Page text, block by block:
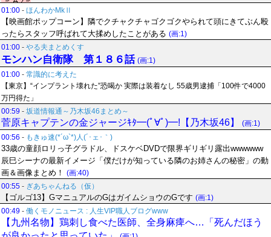
01:00 - ほんわかMkⅡ
【映画館ポップコーン】隣でクチャクチャゴクゴクやられて頭にきてぶん殴
ったらスタッフ呼ばれて大揉めしたことがある (画:1)
01:00 - やる夫まとめくす
モンハン自衛隊 第１８６話 (画:1)
01:00 - 常識的に考えた
【東京】“インプラント壊れた”恐喝か 実際は装着なし 55歳男逮捕「100件で4000
万円得た」
00:59 - 坂道情報通～乃木坂46まとめ～
菅原キャプテンの金ジャージｷﾀ━(ﾟ∀ﾟ)━!【乃木坂46】
(画:1)
00:56 - もきゅ速(*´ω`*)人(´･ェ･｀)
33歳の童顔ロリっ子グラドル、ドスケベDVDで限界ギリギリ露出wwwwww
辰巳シーナの最新イメージ「僕だけが知っている隣のお姉さんの秘密」の動
画＆画像まとめ！
(画:40)
00:55 - ぎあちゃんねる（仮）
【ゴルゴ13】GマニュアルのGはガイムショウのGです (画:1)
00:49 - 働くモノニュース : 人生VIP職人ブログwww
【九州名物】鶏刺し食べた医師、全身麻痺へ…「死んだほう